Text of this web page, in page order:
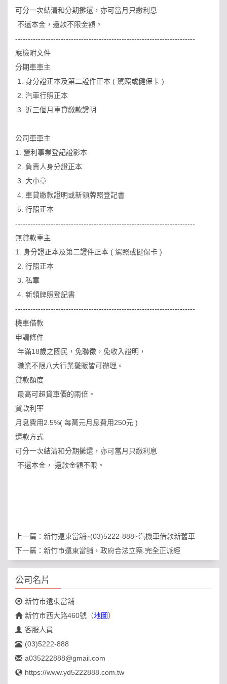
可分一次結清和分期攤還，亦可當月只繳利息
不還本金，還款不限金額。
-----------------------------------------------------------------------
應檢附文件
分期車車主
1. 身分證正本及第二證件正本 ( 駕照或健保卡 )
2. 汽車行照正本
3. 近三個月車貸繳款證明
公司車車主
1. 營利事業登記證影本
2. 負責人身分證正本
3. 大小章
4. 車貸繳款證明或新領牌照登記書
5. 行照正本
-----------------------------------------------------------------------
無貸款車主
1. 身分證正本及第二證件正本 ( 駕照或健保卡 )
2. 行照正本
3. 私章
4. 新領牌照登記書
-----------------------------------------------------------------------
機車借款
申請條件
年滿18歲之國民，免聯徵，免收入證明，
職業不限八大行業攤販皆可辦理。
貸款額度
最高可超貸車價的兩倍。
貸款利率
月息費用2.5%( 每萬元月息費用250元 )
還款方式
可分一次結清和分期攤還，亦可當月只繳利息
不還本金， 還款金額不限。
上一篇： 新竹遠東當舖~(03)5222-888~汽機車借款新舊車
下一篇： 新竹市遠東當舖，政府合法立案.完全正派經
公司名片
新竹市遠東當舖
新竹市西大路460號 （地圖）
客服人員
(03)5222-888
a035222888@gmail.com
https://www.yd5222888.com.tw